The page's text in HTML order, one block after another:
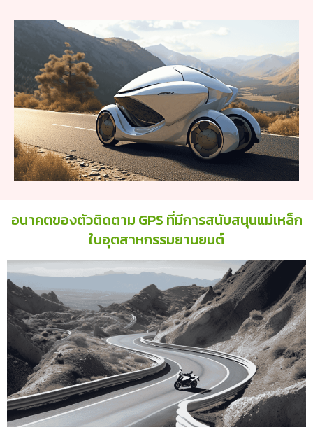
อนาคตของตัวติดตาม GPS ที่มีการสนับสนุนแม่เหล็ก
ในอุตสาหกรรมยานยนต์